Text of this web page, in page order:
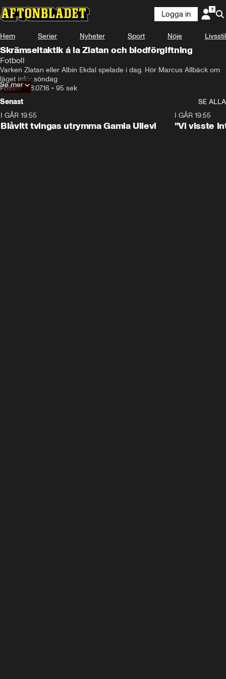
Logga in
Hem Serier Nyheter Sport Nöje Livsstil
Skrämseltaktik á la Zlatan och blodförgiftning
Fotboll
Varken Zlatan eller Albin Ekdal spelade i dag. Hör Marcus Allbäck om
läget inför söndag
Fotboll•18.07.16 • 95 sek
Se mer
Senast
SE ALLA
I GÅR 19:55
Blåvitt tvingas utrymma Gamla Ullevi
I GÅR 19:55
”Vi visste